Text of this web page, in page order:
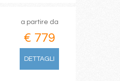
a partire da
€ 779
DETTAGLI